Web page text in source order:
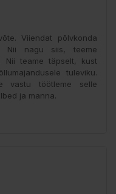
Viiendat põlvkonda
Nii nagu siis, teeme
Nii teame täpselt, kust
tuleviku.
vastu töötleme selle
ja manna.